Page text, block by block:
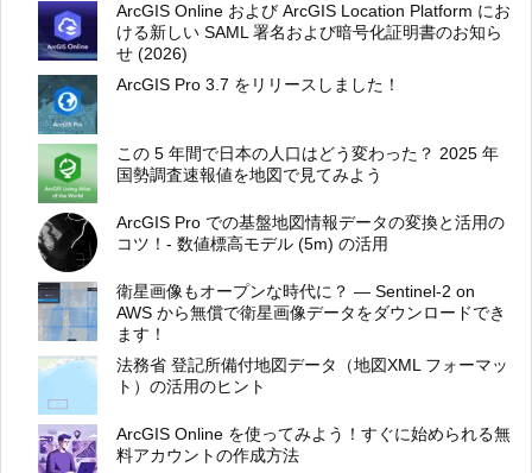
ArcGIS Online および ArcGIS Location Platform にお
ける新しい SAML 署名および暗号化証明書のお知ら
せ (2026)
ArcGIS Pro 3.7 をリリースしました！
この 5 年間で日本の人口はどう変わった？ 2025 年
国勢調査速報値を地図で見てみよう
ArcGIS Pro での基盤地図情報データの変換と活用の
コツ！- 数値標高モデル (5m) の活用
衛星画像もオープンな時代に？ ― Sentinel-2 on
AWS から無償で衛星画像データをダウンロードでき
ます！
法務省 登記所備付地図データ（地図XML フォーマッ
ト）の活用のヒント
ArcGIS Online を使ってみよう！すぐに始められる無
料アカウントの作成方法